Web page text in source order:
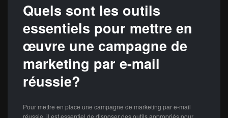
Quels sont les outils
essentiels pour mettre en
œuvre une campagne de
marketing par e-mail
réussie?
Pour mettre en place une campagne de marketing par e-mail
réussie, il est essentiel de disposer des outils appropriés pour